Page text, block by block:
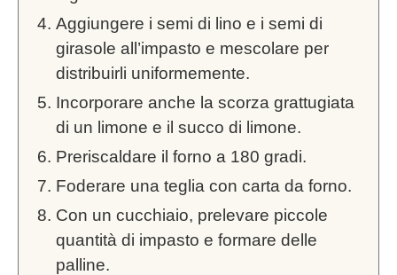
Aggiungere i semi di lino e i semi di
girasole all’impasto e mescolare per
distribuirli uniformemente.
Incorporare anche la scorza grattugiata
di un limone e il succo di limone.
Preriscaldare il forno a 180 gradi.
Foderare una teglia con carta da forno.
Con un cucchiaio, prelevare piccole
quantità di impasto e formare delle
palline.